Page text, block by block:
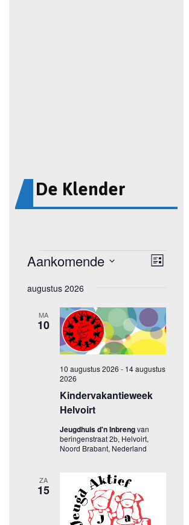
De Klender